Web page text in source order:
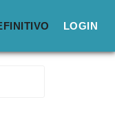
LOGIN